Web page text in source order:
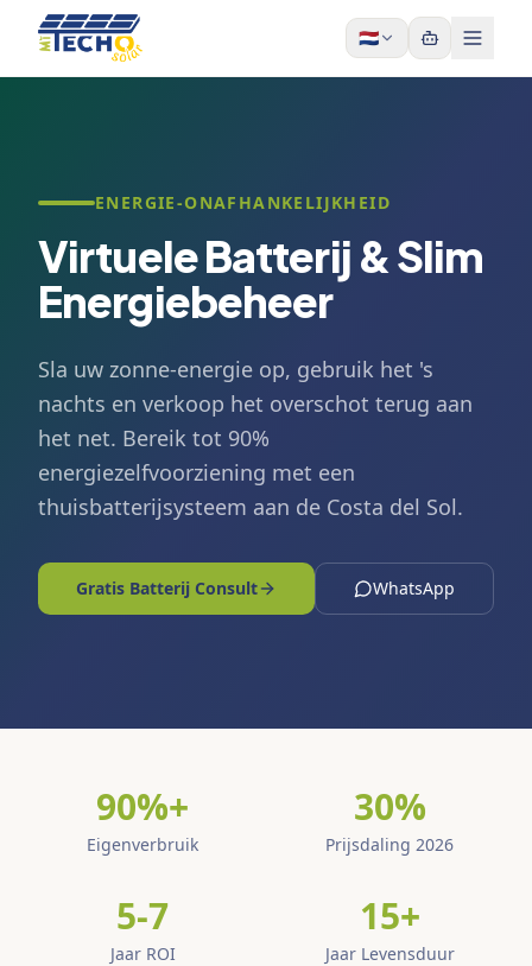
Skip to content
🇳🇱
ENERGIE-ONAFHANKELIJKHEID
Virtuele Batterij & Slim
Energiebeheer
Sla uw zonne-energie op, gebruik het 's
nachts en verkoop het overschot terug aan
het net. Bereik tot 90%
energiezelfvoorziening met een
thuisbatterijsysteem aan de Costa del Sol.
Gratis Batterij Consult WhatsApp
90%+
Eigenverbruik
30%
Prijsdaling 2026
5-7
Jaar ROI
15+
Jaar Levensduur